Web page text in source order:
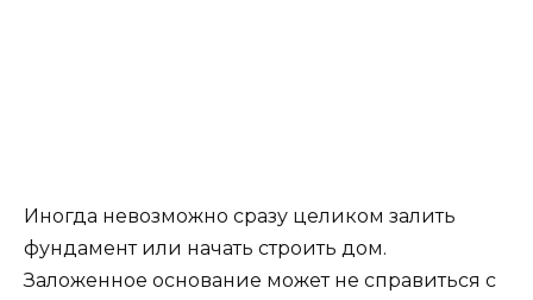
Иногда невозможно сразу целиком залить
фундамент или начать строить дом.
Заложенное основание может не справиться с